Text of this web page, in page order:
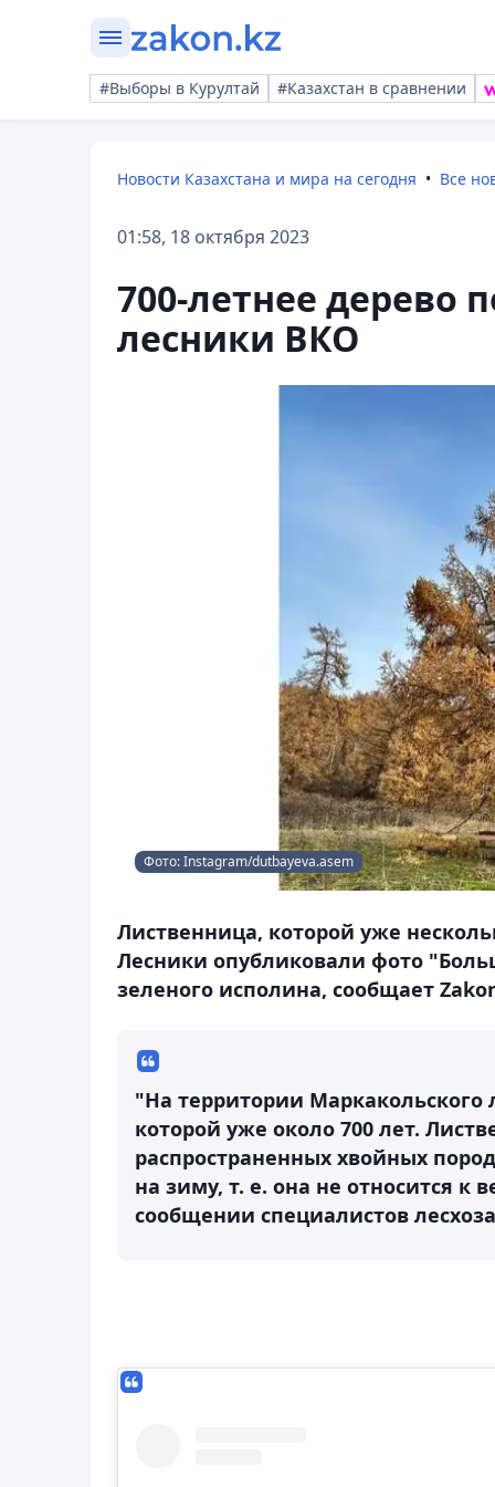
#Выборы в Курултай #Казахстан в сравнении
Новости Казахстана и мира на сегодня Все
01:58, 18 октября 2023
700-летнее дерево
лесники ВКО
Фото: Instagram/dutbayeva.asem
Лиственница, которой уже
Лесники опубликовали фото
зеленого исполина, сообщает
"На территории Маркакольского
которой уже около 700 лет.
распространенных хвойных
на зиму, т. е. она не относится к
сообщении специалистов